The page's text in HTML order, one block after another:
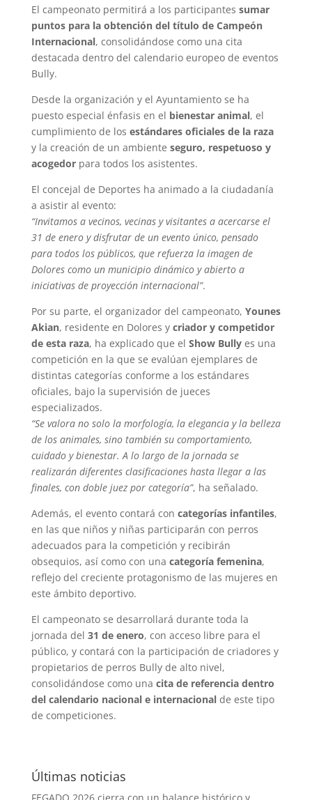
El campeonato permitirá a los participantes sumar
puntos para la obtención del título de Campeón
Internacional, consolidándose como una cita
destacada dentro del calendario europeo de eventos
Bully.
Desde la organización y el Ayuntamiento se ha
puesto especial énfasis en el bienestar animal, el
cumplimiento de los estándares oficiales de la raza
y la creación de un ambiente seguro, respetuoso y
acogedorpara todos los asistentes.
El concejal de Deportes ha animado a la ciudadanía
a asistir al evento:
“Invitamos a vecinos, vecinas y visitantes a acercarse el
31 de enero y disfrutar de un evento único, pensado
para todos los públicos, que refuerza la imagen de
Dolores como un municipio dinámico y abierto a
iniciativas de proyección internacional”.
Por su parte, el organizador del campeonato, Younes
Akian, residente en Dolores y criador y competidor
de esta raza, ha explicado que el Show Bullyes una
competición en la que se evalúan ejemplares de
distintas categorías conforme a los estándares
oficiales, bajo la supervisión de jueces
especializados.
“Se valora no solo la morfología, la elegancia y la belleza
de los animales, sino también su comportamiento,
cuidado y bienestar. A lo largo de la jornada se
realizarán diferentes clasificaciones hasta llegar a las
finales, con doble juez por categoría”, ha señalado.
Además, el evento contará con categorías infantiles,
en las que niños y niñas participarán con perros
adecuados para la competición y recibirán
obsequios, así como con una categoría femenina,
reflejo del creciente protagonismo de las mujeres en
este ámbito deportivo.
El campeonato se desarrollará durante toda la
jornada del 31 de enero, con acceso libre para el
público, y contará con la participación de criadores y
propietarios de perros Bully de alto nivel,
consolidándose como una cita de referencia dentro
del calendario nacional e internacionalde este tipo
de competiciones.
Últimas noticias
FEGADO 2026 cierra con un balance histórico y